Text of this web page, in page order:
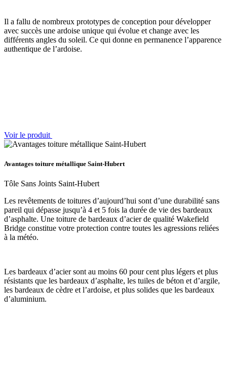
Il a fallu de nombreux prototypes de conception pour développer
avec succès une ardoise unique qui évolue et change avec les
différents angles du soleil. Ce qui donne en permanence l’apparence
authentique de l’ardoise.
Voir le produit
Avantages toiture métallique Saint-Hubert
Tôle Sans Joints Saint-Hubert
Les revêtements de toitures d’aujourd’hui sont d’une durabilité sans
pareil qui dépasse jusqu’à 4 et 5 fois la durée de vie des bardeaux
d’asphalte. Une toiture de bardeaux d’acier de qualité Wakefield
Bridge constitue votre protection contre toutes les agressions reliées
à la météo.
Les bardeaux d’acier sont au moins 60 pour cent plus légers et plus
résistants que les bardeaux d’asphalte, les tuiles de béton et d’argile,
les bardeaux de cèdre et l’ardoise, et plus solides que les bardeaux
d’aluminium.